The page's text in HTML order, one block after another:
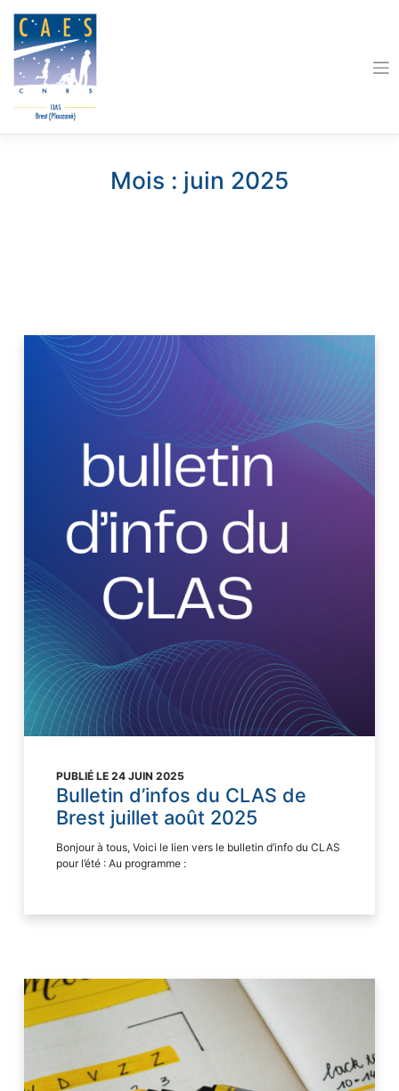
content
Mois : juin 2025
PUBLIÉ LE 24 JUIN 2025
Bulletin d’infos du CLAS de
Brest juillet août 2025
Bonjour à tous, Voici le lien vers le bulletin d’info du CLAS
pour l’été : Au programme :